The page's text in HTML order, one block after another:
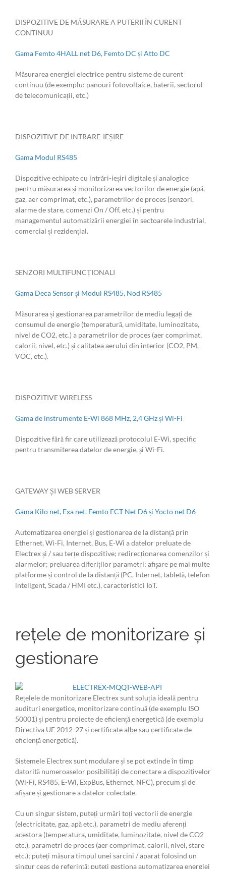
DISPOZITIVE DE MĂSURARE A PUTERII ÎN CURENT
CONTINUU
Gama Femto 4HALL net D6, Femto DC și Atto DC
Măsurarea energiei electrice pentru sisteme de curent
continuu (de exemplu: panouri fotovoltaice, baterii, sectorul
de telecomunicații, etc.)
DISPOZITIVE DE INTRARE-IEȘIRE
Gama Modul RS485
Dispozitive echipate cu intrări-ieșiri digitale și analogice
pentru măsurarea și monitorizarea vectorilor de energie (apă,
gaz, aer comprimat, etc.), parametrilor de proces (senzori,
alarme de stare, comenzi On / Off, etc.) și pentru
managementul automatizării energiei în sectoarele industrial,
comercial și rezidențial.
SENZORI MULTIFUNCȚIONALI
Gama Deca Sensor și Modul RS485, Nod RS485
Măsurarea și gestionarea parametrilor de mediu legați de
consumul de energie (temperatură, umiditate, luminozitate,
nivel de CO2, etc.) a parametrilor de proces (aer comprimat,
calorii, nivel, etc.) și calitatea aerului din interior (CO2, PM,
VOC, etc.).
DISPOZITIVE WIRELESS
Gama de instrumente E-Wi 868 MHz, 2,4 GHz și Wi-Fi
Dispozitive fără fir care utilizează protocolul E-Wi, specific
pentru transmiterea datelor de energie, și Wi-Fi.
GATEWAY ȘI WEB SERVER
Gama Kilo net, Exa net, Femto ECT Net D6 și Yocto net D6
Automatizarea energiei și gestionarea de la distanță prin
Ethernet, Wi-Fi, Internet, Bus, E-Wi a datelor preluate de
Electrex și / sau terțe dispozitive; redirecționarea comenzilor și
alarmelor; preluarea diferiților parametri; afișare pe mai multe
platforme și control de la distanță (PC, Internet, tabletă, telefon
inteligent, Scada / HMI etc.), caracteristici IoT.
rețele de monitorizare și
gestionare
Rețelele de monitorizare Electrex sunt soluția ideală pentru
audituri energetice, monitorizare continuă (de exemplu ISO
50001) și pentru proiecte de eficiență energetică (de exemplu
Directiva UE 2012-27 și certificate albe sau certificate de
eficiență energetică).
Sistemele Electrex sunt modulare și se pot extinde în timp
datorită numeroaselor posibilități de conectare a dispozitivelor
(Wi-Fi, RS485, E-Wi, ExpBus, Ethernet, NFC), precum și de
afișare și gestionare a datelor colectate.
Cu un singur sistem, puteți urmări toți vectorii de energie
(electricitate, gaz, apă etc.), parametri de mediu aferenți
acestora (temperatura, umiditate, luminozitate, nivel de CO2
etc.), parametri de proces (aer comprimat, calorii, nivel, stare
etc.); puteți măsura timpul unei sarcini / aparat folosind un
singur ceas de referință; puteți gestiona automatizarea energiei